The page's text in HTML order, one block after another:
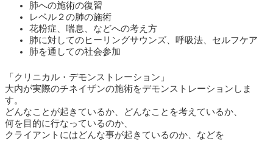
肺への施術の復習
レベル２の肺の施術
花粉症、喘息、などへの考え方
肺に対してのヒーリングサウンズ、呼吸法、セルフケア
肺を通しての社会参加
「クリニカル・デモンストレーション」
大内が実際のチネイザンの施術をデモンストレーションしま
す。
どんなことが起きているか、どんなことを考えているか、
何を目的に行なっているのか、
クライアントにはどんな事が起きているのか、などを